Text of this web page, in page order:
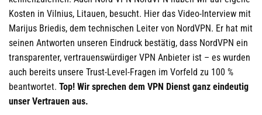
Kosten in Vilnius, Litauen, besucht. Hier das Video-Interview mit
Marijus Briedis, dem technischen Leiter von NordVPN. Er hat mit
seinen Antworten unseren Eindruck bestätig, dass NordVPN ein
transparenter, vertrauenswürdiger VPN Anbieter ist – es wurden
auch bereits unsere Trust-Level-Fragen im Vorfeld zu 100 %
beantwortet. Top! Wir sprechen dem VPN Dienst ganz eindeutig
unser Vertrauen aus.